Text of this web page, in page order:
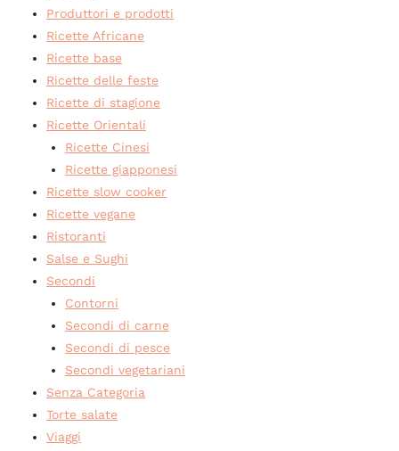
Produttori e prodotti
Ricette Africane
Ricette base
Ricette delle feste
Ricette di stagione
Ricette Orientali
Ricette Cinesi
Ricette giapponesi
Ricette slow cooker
Ricette vegane
Ristoranti
Salse e Sughi
Secondi
Contorni
Secondi di carne
Secondi di pesce
Secondi vegetariani
Senza Categoria
Torte salate
Viaggi